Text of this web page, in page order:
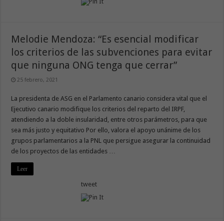
Melodie Mendoza: “Es esencial modificar
los criterios de las subvenciones para evitar
que ninguna ONG tenga que cerrar”
25 febrero, 2021
La presidenta de ASG en el Parlamento canario considera vital que el
Ejecutivo canario modifique los criterios del reparto del IRPF,
atendiendo a la doble insularidad, entre otros parámetros, para que
sea más justo y equitativo Por ello, valora el apoyo unánime de los
grupos parlamentarios a la PNL que persigue asegurar la continuidad
de los proyectos de las entidades …
Leer
tweet